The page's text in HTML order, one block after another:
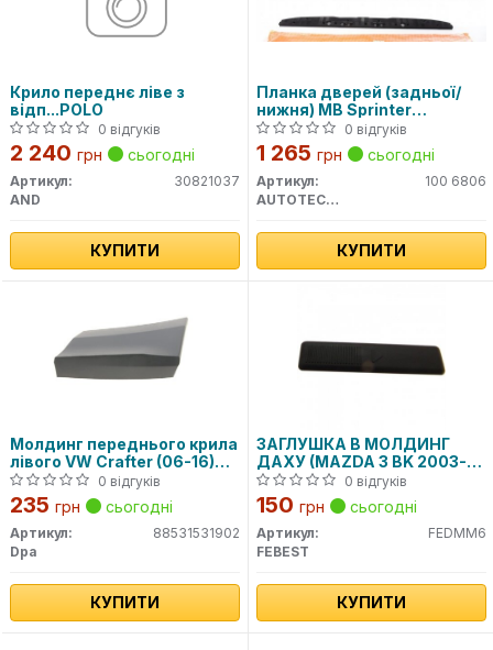
Крило переднє ліве з
відп...POLO
0 відгуків
2 240 грн сьогодні
Артикул:
30821037
AND
КУПИТИ
Планка дверей (задньої/
нижня) MB Sprinter
(W906)/VW Crafter 06-
0 відгуків
1 265 грн сьогодні
Артикул:
100 6806
AUTOTECHTEILE
КУПИТИ
Молдинг переднього крила
лівого VW Crafter (06-16)
(88531531902) DPA
0 відгуків
235 грн сьогодні
Артикул:
88531531902
Dpa
КУПИТИ
ЗАГЛУШКА В МОЛДИНГ
ДАХУ (MAZDA 3 BK 2003-
2008)
0 відгуків
150 грн сьогодні
Артикул:
FEDMM6
FEBEST
КУПИТИ